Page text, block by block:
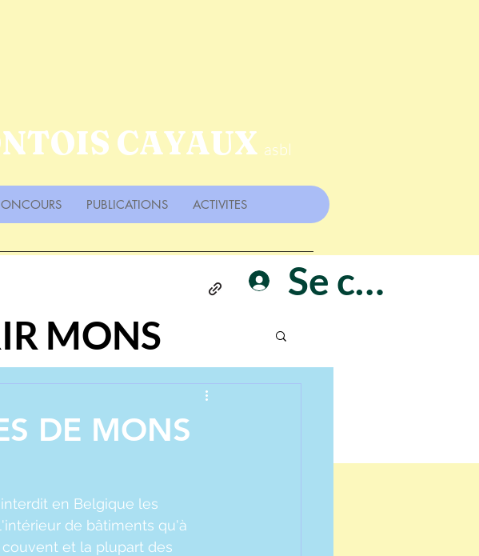
CAYAUX asbl
PUBLICATIONS ACTIVITES
Se
MONS
DE MONS
en Belgique les
de bâtiments qu'à
et la plupart des